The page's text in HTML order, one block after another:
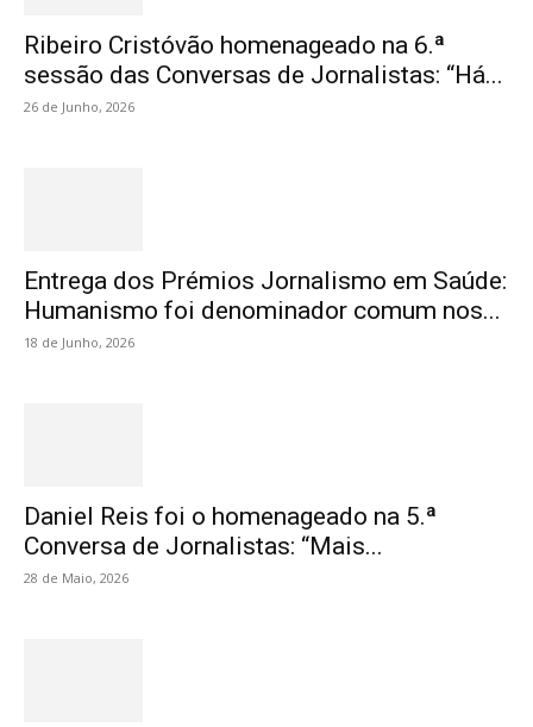
Ribeiro Cristóvão homenageado na 6.ª
sessão das Conversas de Jornalistas: “Há...
26 de Junho, 2026
Entrega dos Prémios Jornalismo em Saúde:
Humanismo foi denominador comum nos...
18 de Junho, 2026
Daniel Reis foi o homenageado na 5.ª
Conversa de Jornalistas: “Mais...
28 de Maio, 2026